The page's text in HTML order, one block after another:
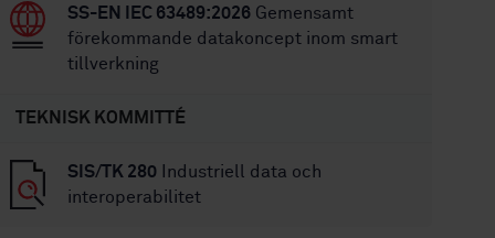
SS-EN IEC 63489:2026 Gemensamt
förekommande datakoncept inom smart
tillverkning
TEKNISK KOMMITTÉ
SIS/TK 280 Industriell data och
interoperabilitet